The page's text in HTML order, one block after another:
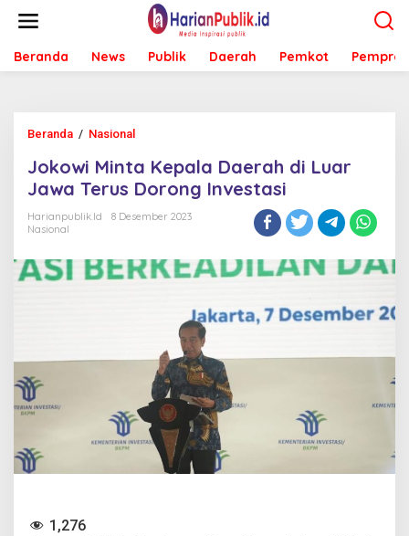
t
Beranda News Publik Daerah Pemkot Pemprov
Beranda / Nasional
k
o
w
i
n
a
D
e
Jokowi Minta Kepala Daerah di Luar
Jawa Terus Dorong Investasi
Harianpublik.id
8 Desember 2023
Nasional
1,276